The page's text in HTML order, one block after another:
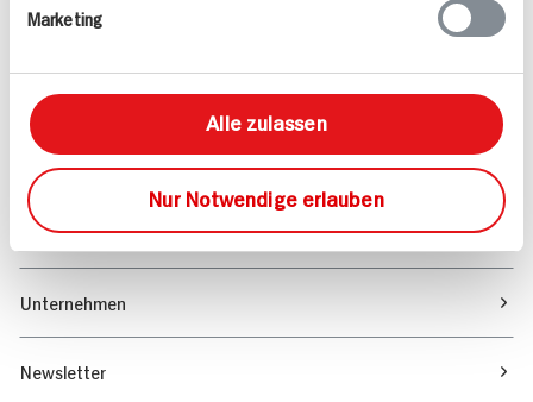
Marketing
Alle zulassen
Nur Notwendige erlauben
Sortiment
Marktfinder
Unser Magazin
Verantwortung & Nachhaltigkeit
Unternehmen
Newsletter